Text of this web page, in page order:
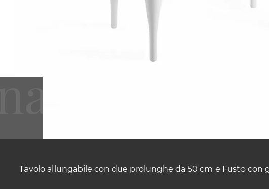
Tavolo allungabile con due prolunghe da 50 cm e Fusto con